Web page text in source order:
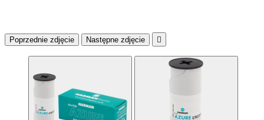
Poprzednie zdjęcie Następne zdjęcie 